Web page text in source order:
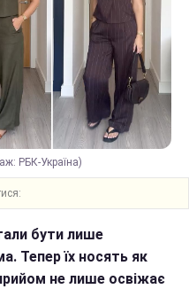
РБК-Україна)
бути лише
Тепер їх носять як
не лише освіжає